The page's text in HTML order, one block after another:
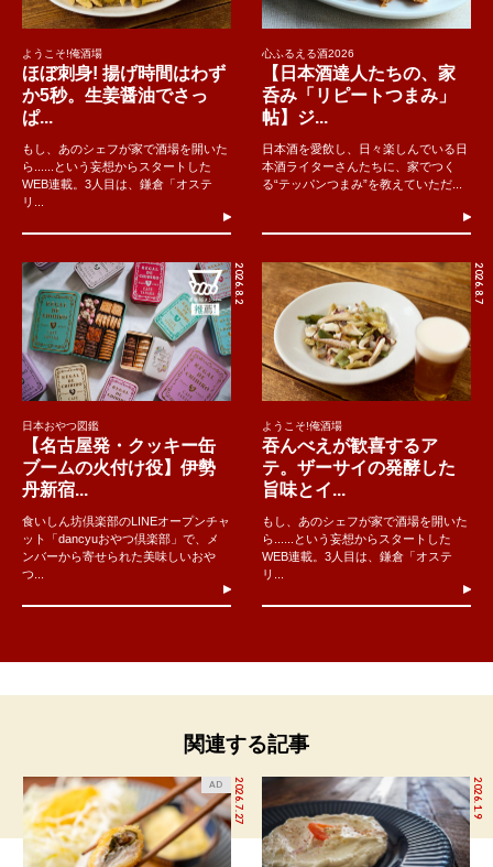
ようこそ!俺酒場
ほぼ刺身! 揚げ時間はわず
か5秒。生姜醤油でさっ
ぱ...
もし、あのシェフが家で酒場を開いた
ら......という妄想からスタートした
WEB連載。3人目は、鎌倉「オステ
リ...
心ふるえる酒2026
【日本酒達人たちの、家
呑み「リピートつまみ」
帖】ジ...
日本酒を愛飲し、日々楽しんでいる日
本酒ライターさんたちに、家でつく
る“テッパンつまみ”を教えていただ...
2026.8.2
日本おやつ図鑑
【名古屋発・クッキー缶
ブームの火付け役】伊勢
丹新宿...
食いしん坊倶楽部のLINEオープンチャ
ット「dancyuおやつ倶楽部」で、メ
ンバーから寄せられた美味しいおや
つ...
2026.8.7
ようこそ!俺酒場
吞んべえが歓喜するア
テ。ザーサイの発酵した
旨味とイ...
もし、あのシェフが家で酒場を開いた
ら......という妄想からスタートした
WEB連載。3人目は、鎌倉「オステ
リ...
関連する記事
2026.7.27
AD 2026.1.9